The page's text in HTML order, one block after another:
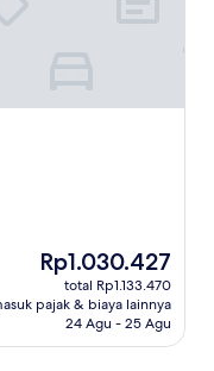
Harga
sekarang
Rp1.030.427
Rp1.030.427
total Rp1.133.470
pajak & biaya lainnya
24 Agu - 25 Agu